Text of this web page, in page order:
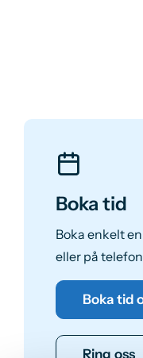
Boka tid
Boka enkelt
eller på
Boka tid
Ring oss